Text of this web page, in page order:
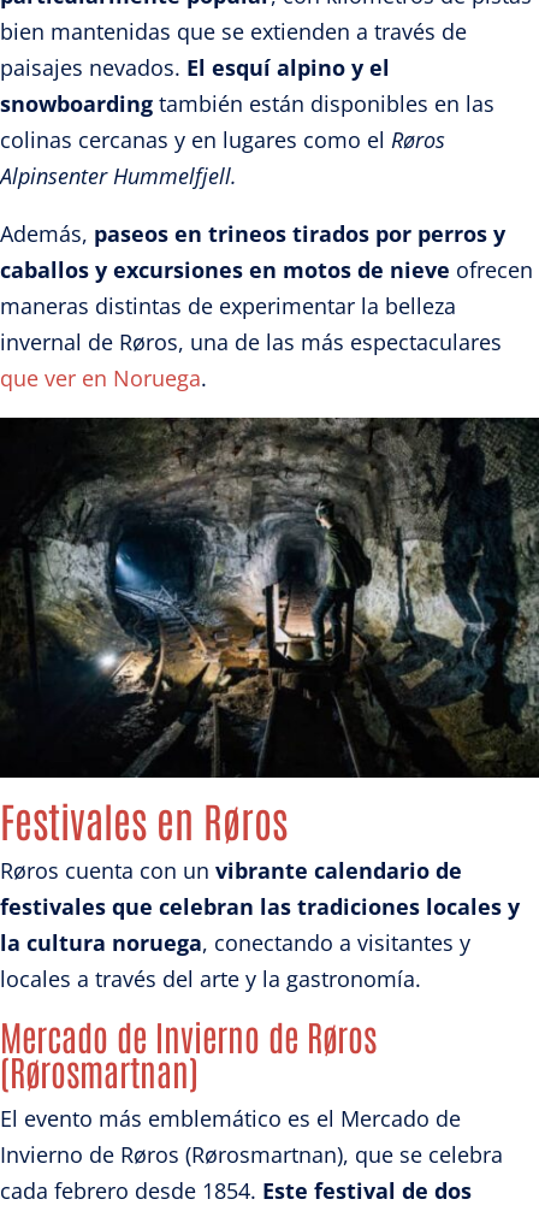
bien mantenidas que se extienden a través de
paisajes nevados. El esquí alpino y el
snowboarding también están disponibles en las
colinas cercanas y en lugares como el Røros
Alpinsenter Hummelfjell.
Además, paseos en trineos tirados por perros y
caballos y excursiones en motos de nieve ofrecen
maneras distintas de experimentar la belleza
invernal de Røros, una de las más espectaculares
que ver en Noruega.
Festivales en Røros
Røros cuenta con un vibrante calendario de
festivales que celebran las tradiciones locales y
la cultura noruega, conectando a visitantes y
locales a través del arte y la gastronomía.
Mercado de Invierno de Røros
(Rørosmartnan)
El evento más emblemático es el Mercado de
Invierno de Røros (Rørosmartnan), que se celebra
cada febrero desde 1854. Este festival de dos